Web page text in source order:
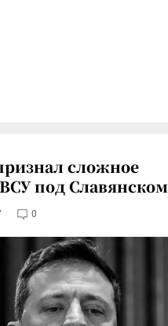
сложное
под Славянском
0